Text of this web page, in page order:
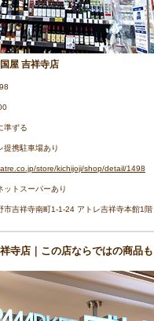
屋 吉祥寺店
準ずる
提携駐車場あり
store/kichijoji/shop/detail/1498
ットスーパーあり
市吉祥寺南町1-1-24 アトレ吉祥寺本館1
寺店｜この店ならではの商品も